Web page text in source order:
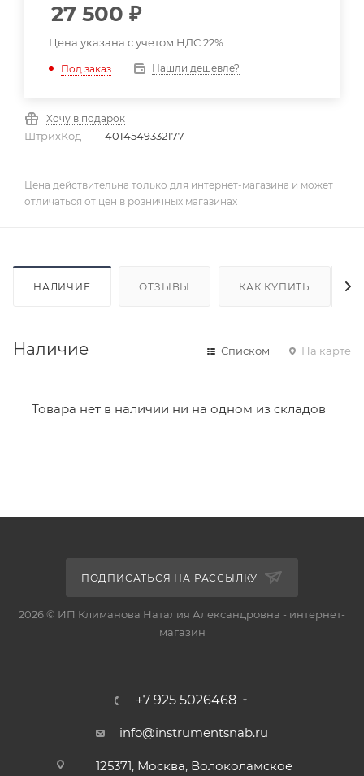
27 500 ₽
Цена указана с учетом НДС 22%
Под заказ Нашли дешевле?
Хочу в подарок
ШтрихКод — 4014549332177
Цена действительна только для интернет-магазина и может
отличаться от цен в розничных магазинах
НАЛИЧИЕ ОТЗЫВЫ КАК КУПИТЬ
Наличие Списком На карте
Товара нет в наличии ни на одном из складов
ПОДПИСАТЬСЯ НА РАССЫЛКУ
2026 © ИП Климанова Наталия Александровна - интернет-
магазин
+7 925 5026468
info@instrumentsnab.ru
125371, Москва, Волоколамское